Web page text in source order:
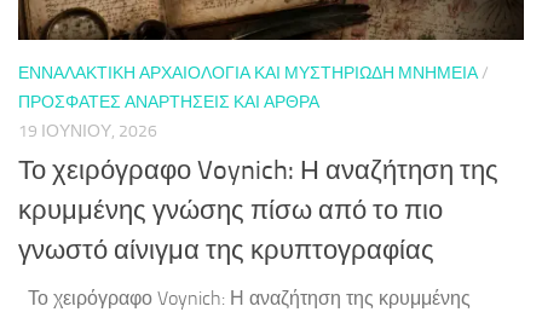
ΕΝΝΑΛΑΚΤΙΚΉ ΑΡΧΑΙΟΛΟΓΊΑ ΚΑΙ ΜΥΣΤΗΡΙΏΔΗ ΜΝΗΜΕΊΑ/
ΠΡΌΣΦΑΤΕΣ ΑΝΑΡΤΉΣΕΙΣ ΚΑΙ ΆΡΘΡΑ
19 ΙΟΥΝΊΟΥ, 2026
Το χειρόγραφο Voynich: Η αναζήτηση της
κρυμμένης γνώσης πίσω από το πιο
γνωστό αίνιγμα της κρυπτογραφίας
Το χειρόγραφο Voynich: Η αναζήτηση της κρυμμένης